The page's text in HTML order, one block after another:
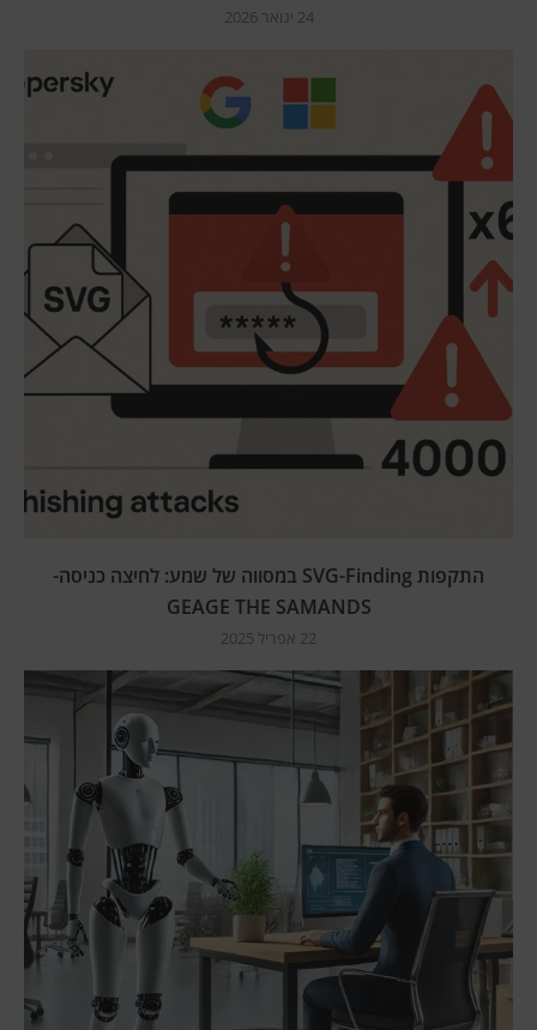
24 ינואר 2026
התקפות SVG-Finding במסווה של שמע: לחיצה כניסה-
GEAGE THE SAMANDS
22 אפריל 2025